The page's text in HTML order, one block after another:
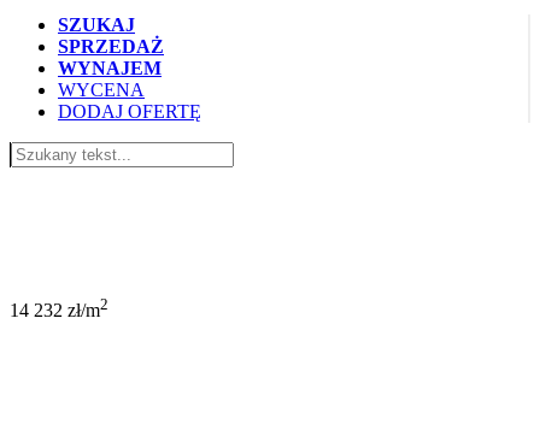
SZUKAJ
SPRZEDAŻ
WYNAJEM
WYCENA
DODAJ OFERTĘ
14 232 zł/m2